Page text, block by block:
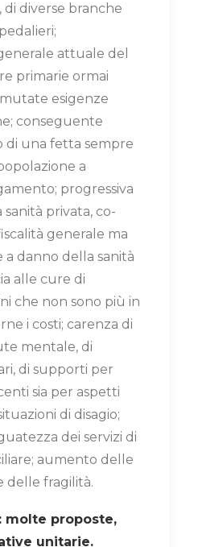
di diverse branche
attuale del
primarie ormai
esigenze
conseguente
di una fetta sempre
a
progressiva
privata, co-
generale ma
a danno della sanità
alle cure di
che non sono più in
i costi; carenza di
mentale, di
di supporti per
sia per aspetti
di disagio;
dei servizi di
aumento delle
delle fragilità.
molte proposte,
unitarie.